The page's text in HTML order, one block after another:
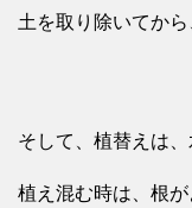
土を取り除いてか
そして、植替えは
植え混む時は、根